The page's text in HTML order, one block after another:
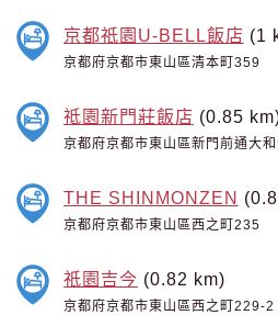
京都祇園U-BELL飯店 (1
京都府京都市東山區清本町359
祗園新門莊飯店 (0.85
京都府京都市東山區新門前通大
THE SHINMONZEN
京都府京都市東山區西之町235
祇園吉今 (0.82 km)
京都府京都市東山區西之町229-2